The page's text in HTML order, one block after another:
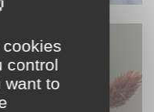
control
want to